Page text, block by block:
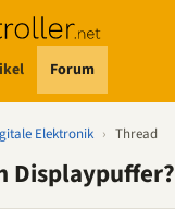
Forum
Elektronik › Thread
Displaypuffer?